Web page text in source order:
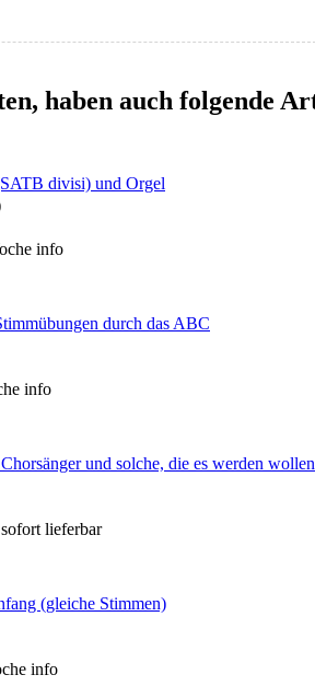
haben auch folgende
divisi) und Orgel
info
durch das ABC
info
und solche, die es werden wollen
lieferbar
(gleiche Stimmen)
info